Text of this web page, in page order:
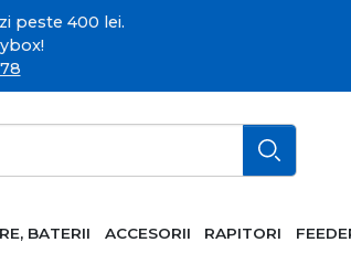
peste 400 lei.
BATERII ACCESORII RAPITORI